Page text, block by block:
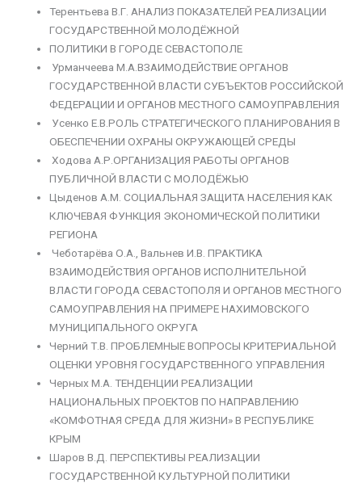
Терентьева В.Г. АНАЛИЗ ПОКАЗАТЕЛЕЙ РЕАЛИЗАЦИИ
ГОСУДАРСТВЕННОЙ МОЛОДЁЖНОЙ
ПОЛИТИКИ В ГОРОДЕ СЕВАСТОПОЛЕ
Урманчеева М.А.ВЗАИМОДЕЙСТВИЕ ОРГАНОВ
ГОСУДАРСТВЕННОЙ ВЛАСТИ СУБЪЕКТОВ РОССИЙСКОЙ
ФЕДЕРАЦИИ И ОРГАНОВ МЕСТНОГО САМОУПРАВЛЕНИЯ
Усенко Е.В.РОЛЬ СТРАТЕГИЧЕСКОГО ПЛАНИРОВАНИЯ В
ОБЕСПЕЧЕНИИ ОХРАНЫ ОКРУЖАЮЩЕЙ СРЕДЫ
Ходова А.Р.ОРГАНИЗАЦИЯ РАБОТЫ ОРГАНОВ
ПУБЛИЧНОЙ ВЛАСТИ С МОЛОДЁЖЬЮ
Цыденов А.М. СОЦИАЛЬНАЯ ЗАЩИТА НАСЕЛЕНИЯ КАК
КЛЮЧЕВАЯ ФУНКЦИЯ ЭКОНОМИЧЕСКОЙ ПОЛИТИКИ
РЕГИОНА
Чеботарёва О.А., Вальнев И.В. ПРАКТИКА
ВЗАИМОДЕЙСТВИЯ ОРГАНОВ ИСПОЛНИТЕЛЬНОЙ
ВЛАСТИ ГОРОДА СЕВАСТОПОЛЯ И ОРГАНОВ МЕСТНОГО
САМОУПРАВЛЕНИЯ НА ПРИМЕРЕ НАХИМОВСКОГО
МУНИЦИПАЛЬНОГО ОКРУГА
Черний Т.В. ПРОБЛЕМНЫЕ ВОПРОСЫ КРИТЕРИАЛЬНОЙ
ОЦЕНКИ УРОВНЯ ГОСУДАРСТВЕННОГО УПРАВЛЕНИЯ
Черных М.А. ТЕНДЕНЦИИ РЕАЛИЗАЦИИ
НАЦИОНАЛЬНЫХ ПРОЕКТОВ ПО НАПРАВЛЕНИЮ
«КОМФОТНАЯ СРЕДА ДЛЯ ЖИЗНИ» В РЕСПУБЛИКЕ
КРЫМ
Шаров В.Д. ПЕРСПЕКТИВЫ РЕАЛИЗАЦИИ
ГОСУДАРСТВЕННОЙ КУЛЬТУРНОЙ ПОЛИТИКИ